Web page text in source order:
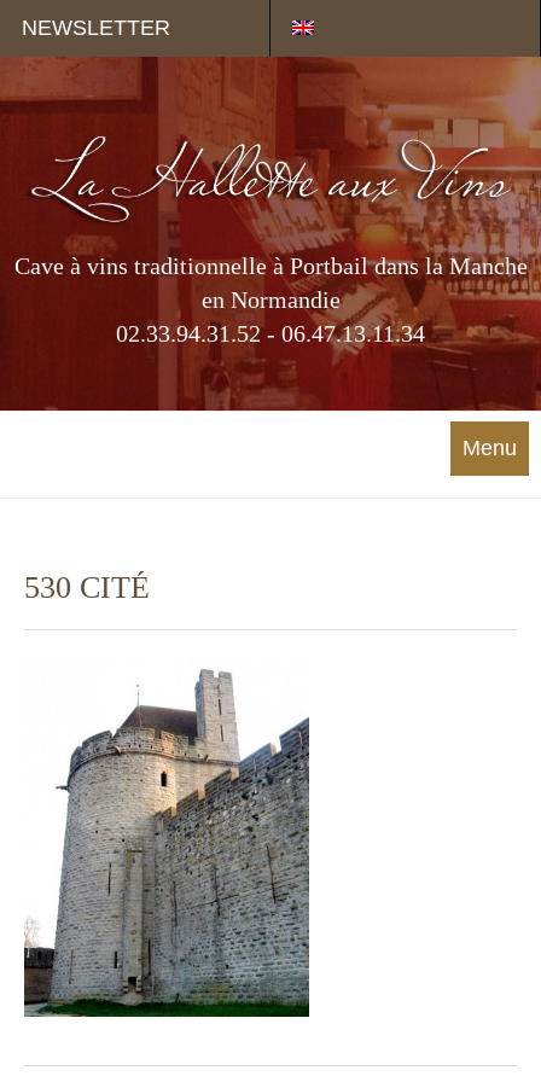
NEWSLETTER
Cave à vins traditionnelle à Portbail dans la Manche
en Normandie
02.33.94.31.52 - 06.47.13.11.34
Menu
530 CITÉ
Panneau de gestion des cookies